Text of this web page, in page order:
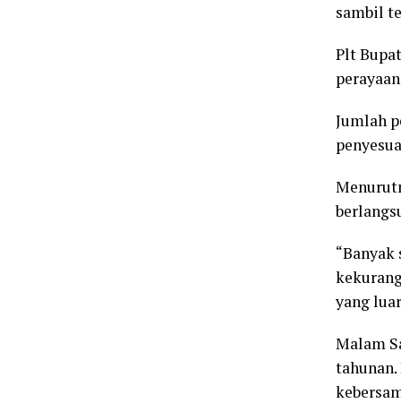
sambil
Plt
Jumlah
yang
Malam